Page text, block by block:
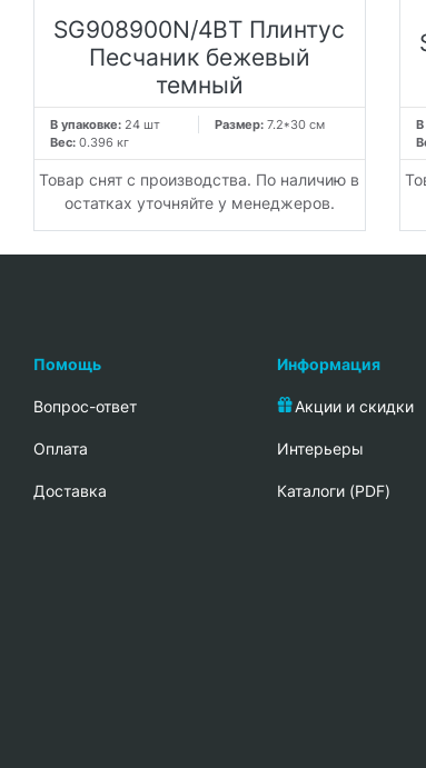
SG908900N/4BT Плинтус
Песчаник бежевый
темный
В упаковке: 24 шт Размер:7.2*30 см
Вес: 0.396 кг
Товар снят с производства. По наличию в
остатках уточняйте у менеджеров.
В
Помощь
Вопрос-ответ
Oплата
Доставка
Информация
Акции и скидки
Интерьеры
Каталоги (PDF)